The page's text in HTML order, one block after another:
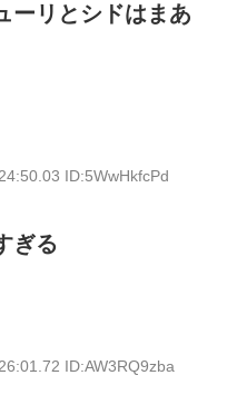
ーリとシドはまあ
ID:5WwHkfcPd
ぎる
ID:AW3RQ9zba